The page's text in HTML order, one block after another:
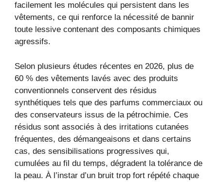
facilement les molécules qui persistent dans les
vêtements, ce qui renforce la nécessité de bannir
toute lessive contenant des composants chimiques
agressifs.
Selon plusieurs études récentes en 2026, plus de
60 % des vêtements lavés avec des produits
conventionnels conservent des résidus
synthétiques tels que des parfums commerciaux ou
des conservateurs issus de la pétrochimie. Ces
résidus sont associés à des irritations cutanées
fréquentes, des démangeaisons et dans certains
cas, des sensibilisations progressives qui,
cumulées au fil du temps, dégradent la tolérance de
la peau. À l’instar d’un bruit trop fort répété chaque